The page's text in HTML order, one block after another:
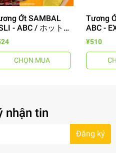
Ớt SAMBAL
- ABC / ホット
ソ - 395g
CHỌN MUA
Tương
ABC -
CHILLI
チリソ
¥510
nhận tin
Đăng ký